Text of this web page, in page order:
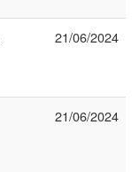
21/06/2024
21/06/2024